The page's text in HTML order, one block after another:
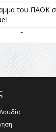
του ΠΑΟΚ
στον
UNESCO –
ως
ΚΑΛΟΚΑΙΡΙΝΕΣ
Περιφέρεια